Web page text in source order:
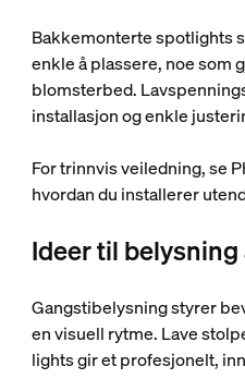
Bakkemonterte spotlights
enkle å plassere, noe som
blomsterbed.
installasjon og enkle
For trinnvis veiledning, se
hvordan du installerer
Ideer til
Gangstibelysning styrer
en visuell rytme. Lave
lights gir et profesjonelt,